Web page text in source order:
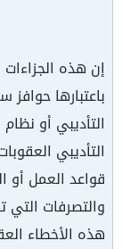
إن هذه
باعتبارها
التأديبي أو
التأديبي
قواعد العمل أو
والتصرفات
هذه الأخطاء